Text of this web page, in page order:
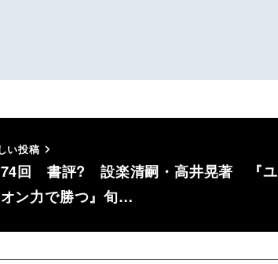
い投稿
回 書評? 設楽清嗣・高井晃著 『ユ
ン力で勝つ』旬…